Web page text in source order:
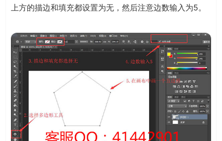
上方的描边和填充都设置为无，然后注意边数输入为5。